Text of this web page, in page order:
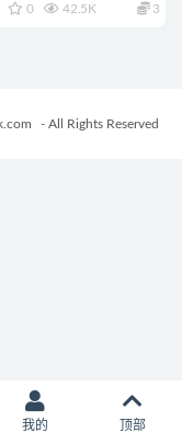
集下载
0 42.5K 3
- All Rights Reserved
我的 顶部